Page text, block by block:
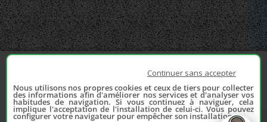
Continuer sans accepter
Nous utilisons nos propres cookies et ceux de tiers pour collecter
des informations afin d'améliorer nos services et d'analyser vos
habitudes de navigation. Si vous continuez à naviguer, cela
implique l'acceptation de l'installation de celui-ci. Vous pouvez
configurer votre navigateur pour empêcher son installation.